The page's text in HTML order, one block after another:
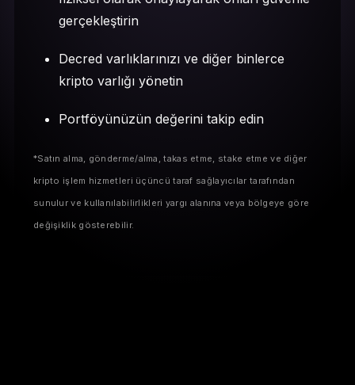
gerçekleştirin
Decred varlıklarınızı ve diğer binlerce
kripto varlığı yönetin
Portföyünüzün değerini takip edin
*Satın alma, gönderme/alma, takas etme, stake etme ve diğer
kripto işlem hizmetleri üçüncü taraf sağlayıcılar tarafından
sunulur ve kullanılabilirlikleri yargı alanına veya bölgeye göre
değişiklik gösterebilir.